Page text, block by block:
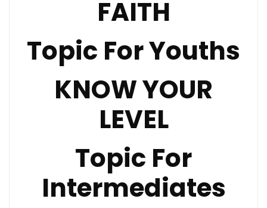
FAITH
Topic For Youths
KNOW YOUR
LEVEL
Topic For
Intermediates